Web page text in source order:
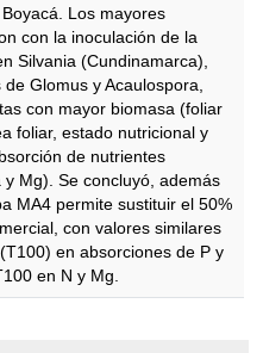
Los mayores
con la inoculación de la
Silvania (Cundinamarca),
Glomus y Acaulospora,
con mayor biomasa (foliar
foliar, estado nutricional y
de nutrientes
y Mg). Se concluyó, además
MA4 permite sustituir el 50%
con valores similares
en absorciones de P y
en N y Mg.